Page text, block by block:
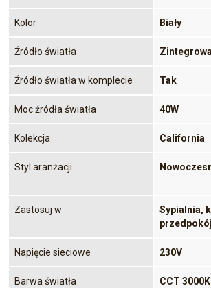
Kolor Biały
Źródło światła
Źródło światła w komplecie Tak
Moc źródła światła 40W
Kolekcja California
Styl aranżacji
Zastosuj w
Sypialnia,
Napięcie sieciowe 230V
Barwa światła CCT